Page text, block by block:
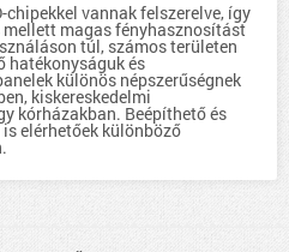
vannak felszerelve, így
magas fényhasznosítást
túl, számos területen
hatékonyságuk és
különös népszerűségnek
kiskereskedelmi
kórházakban. Beépíthető és
elérhetőek különböző